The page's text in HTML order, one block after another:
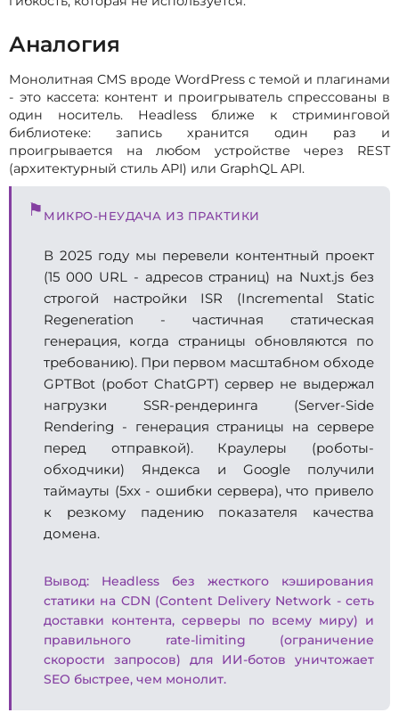
Аналогия
Монолитная CMS вроде WordPress с темой и плагинами
- это кассета: контент и проигрыватель спрессованы в
один носитель. Headless ближе к стриминговой
библиотеке: запись хранится один раз и
проигрывается на любом устройстве через REST
(архитектурный стиль API) или GraphQL API.
⚑ МИКРО-НЕУДАЧА ИЗ ПРАКТИКИ
В 2025 году мы перевели контентный проект
(15 000 URL - адресов страниц) на Nuxt.js без
строгой настройки ISR (Incremental Static
Regeneration - частичная статическая
генерация, когда страницы обновляются по
требованию). При первом масштабном обходе
GPTBot (робот ChatGPT) сервер не выдержал
нагрузки SSR-рендеринга (Server-Side
Rendering - генерация страницы на сервере
перед отправкой). Краулеры (роботы-
обходчики) Яндекса и Google получили
таймауты (5xx - ошибки сервера), что привело
к резкому падению показателя качества
домена.
Вывод: Headless без жесткого кэширования
статики на CDN (Content Delivery Network - сеть
доставки контента, серверы по всему миру) и
правильного rate-limiting (ограничение
скорости запросов) для ИИ-ботов уничтожает
SEO быстрее, чем монолит.